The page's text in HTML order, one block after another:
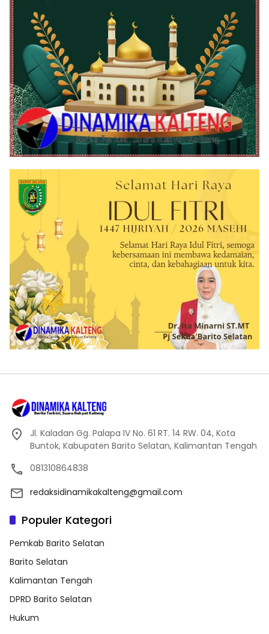
Jl. Kaladan Gg. Palapa IV No. 61 RT. 14 RW. 04, Kota
Buntok, Kabupaten Barito Selatan, Kalimantan Tengah
081310864838
redaksidinamikakalteng@gmail.com
Populer Kategori
Pemkab Barito Selatan
Barito Selatan
Kalimantan Tengah
DPRD Barito Selatan
Hukum